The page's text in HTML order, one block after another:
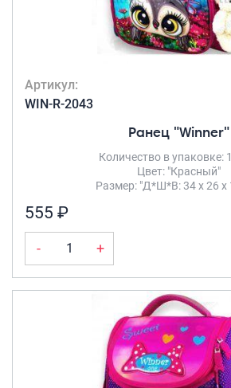
Артикул:
WIN-R-2043
Ранец "Winner"
Количество в упаковке:
Цвет: "Красный"
Размер: "Д*Ш*В: 34 х 26 х
555 ₽
- +